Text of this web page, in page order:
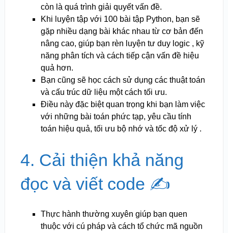
còn là quá trình giải quyết vấn đề.
Khi luyện tập với 100 bài tập Python, bạn sẽ
gặp nhiều dạng bài khác nhau từ cơ bản đến
nâng cao, giúp bạn rèn luyện tư duy logic , kỹ
năng phân tích và cách tiếp cận vấn đề hiệu
quả hơn.
Bạn cũng sẽ học cách sử dụng các thuật toán
và cấu trúc dữ liệu một cách tối ưu.
Điều này đặc biệt quan trọng khi bạn làm việc
với những bài toán phức tạp, yêu cầu tính
toán hiệu quả, tối ưu bộ nhớ và tốc độ xử lý .
4. Cải thiện khả năng
đọc và viết code ✍️
Thực hành thường xuyên giúp bạn quen
thuộc với cú pháp và cách tổ chức mã nguồn